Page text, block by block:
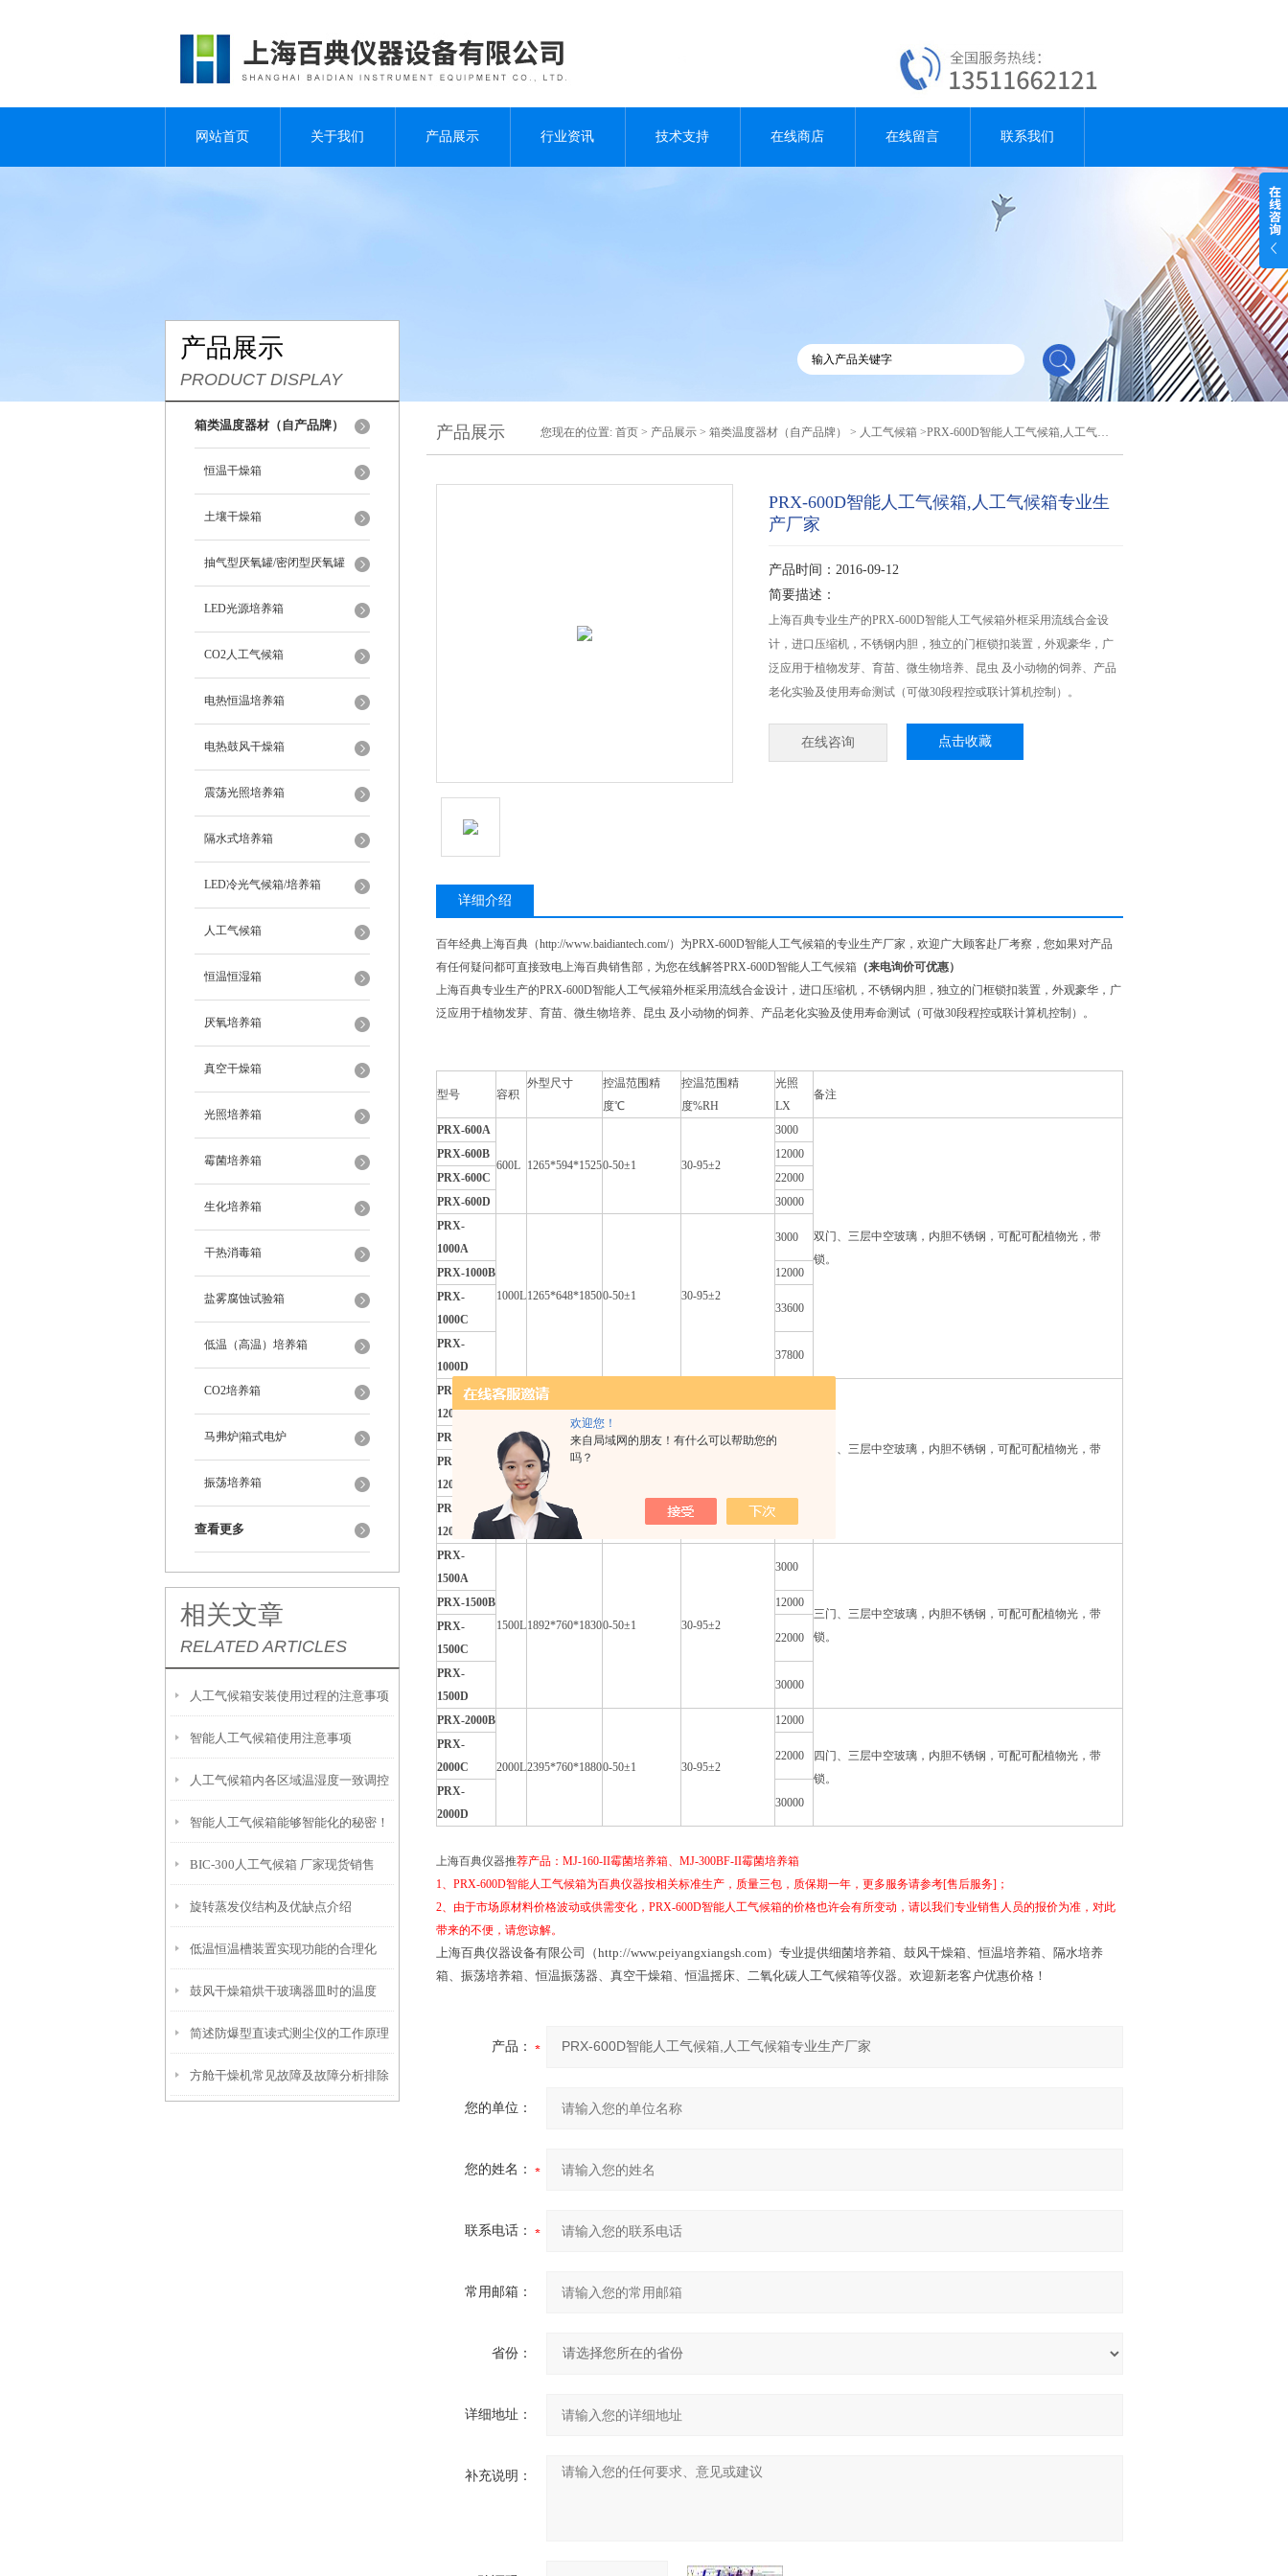
欢迎您！
来自局域网的朋友！有什么可以帮助您的
吗？
网站首页 关于我们 产品展示 行业资讯 技术支持 在线商店 在线留言 联系我们
产品展示
PRODUCT DISPLAY
箱类温度器材（自产品牌）
恒温干燥箱
土壤干燥箱
抽气型厌氧罐/密闭型厌氧罐
LED光源培养箱
CO2人工气候箱
电热恒温培养箱
电热鼓风干燥箱
震荡光照培养箱
隔水式培养箱
LED冷光气候箱/培养箱
人工气候箱
恒温恒湿箱
厌氧培养箱
真空干燥箱
光照培养箱
霉菌培养箱
生化培养箱
干热消毒箱
盐雾腐蚀试验箱
低温（高温）培养箱
CO2培养箱
马弗炉|箱式电炉
振荡培养箱
查看更多
相关文章
RELATED ARTICLES
人工气候箱安装使用过程的注意事项
智能人工气候箱使用注意事项
人工气候箱内各区域温湿度一致调控
方法
智能人工气候箱能够智能化的秘密！
BIC-300人工气候箱 厂家现货销售
旋转蒸发仪结构及优缺点介绍
低温恒温槽装置实现功能的合理化
鼓风干燥箱烘干玻璃器皿时的温度
简述防爆型直读式测尘仪的工作原理
方舱干燥机常见故障及故障分析排除
产品展示 您现在的位置: 首页 > 产品展示 > 箱类温度器材（自产品牌） > 人工气候箱 >PRX-600D智能人工气候箱,人工气候箱专业生产厂家
PRX-600D智能人工气候箱,人工气候箱专业生
产厂家
产品时间：2016-09-12
简要描述：
上海百典专业生产的PRX-600D智能人工气候箱外框采用流线合金设
计，进口压缩机，不锈钢内胆，独立的门框锁扣装置，外观豪华，广
泛应用于植物发芽、育苗、微生物培养、昆虫 及小动物的饲养、产品
老化实验及使用寿命测试（可做30段程控或联计算机控制）。
在线咨询 点击收藏
详细介绍
百年经典上海百典（http://www.baidiantech.com/）为PRX-600D智能人工气候箱的专业生产厂家，欢迎广大顾客赴厂考察，您如果对产品
有任何疑问都可直接致电上海百典销售部， 为您在线解答PRX-600D智能人工气候箱 （来电询价可优惠）
上海百典专业生产的PRX-600D智能人工气候箱外框采用流线合金设计，进口压缩机，不锈钢内胆，独立的门框锁扣装置，外观豪华，广
泛应用于植物发芽、育苗、微生物培养、昆虫 及小动物的饲养、产品老化实验及使用寿命测试（可做30段程控或联计算机控制）。
型号 容积
外型尺寸
控温范围精
度℃
控温范围精
度%RH
光照
LX
备注
PRX-600A
600L 1265*594*15250-50±1 30-95±2
3000
双门、三层中空玻璃，内胆不锈钢，可配可配植物光，带
锁。
PRX-600B
12000
PRX-600C
22000
PRX-600D
30000
PRX-
1000A
1000L1265*648*18500-50±1 30-95±2
3000
PRX-1000B
12000
PRX-
1000C
33600
PRX-
1000D
37800
PRX-
1200A
1200L1745*665*1890
三门、三层中空玻璃，内胆不锈钢，可配可配植物光，带
PRX-1200B
12000
PRX-
1200C
PRX-
1200D
PRX-
1500A
1500L1892*760*18300-50±1 30-95±2
3000
三门、三层中空玻璃，内胆不锈钢，可配可配植物光，带
锁。
PRX-1500B
12000
PRX-
1500C
22000
PRX-
1500D
30000
PRX-2000B
2000L2395*760*18800-50±1 30-95±2
12000
四门、三层中空玻璃，内胆不锈钢，可配可配植物光，带
锁。
PRX-
2000C
22000
PRX-
2000D
30000
上海百典仪器推荐产品 ：MJ-160-II霉菌培养箱、MJ-300BF-II霉菌培养箱
1、PRX-600D智能人工气候箱为百典仪器按相关标准生产，质量三包，质保期一年，更多服务请参考[售后服务]；
2、由于市场原材料价格波动或供需变化，PRX-600D智能人工气候箱的价格也许会有所变动，请以我们专业销售人员的报价为准，对此
带来的不便，请您谅解。
上海百典仪器设备有限公司 （http://www.peiyangxiangsh.com） 专业提供细菌培养箱、 鼓风干燥箱、恒温培养箱、 隔水培养
箱、 振荡培养箱、恒温振荡器、 真空干燥箱、恒温摇床、 二氧化碳人工气候箱等仪器。欢迎新老客户优惠价格！
产品：
您的单位：
您的姓名：
联系电话：
常用邮箱：
省份：
详细地址：
补充说明：